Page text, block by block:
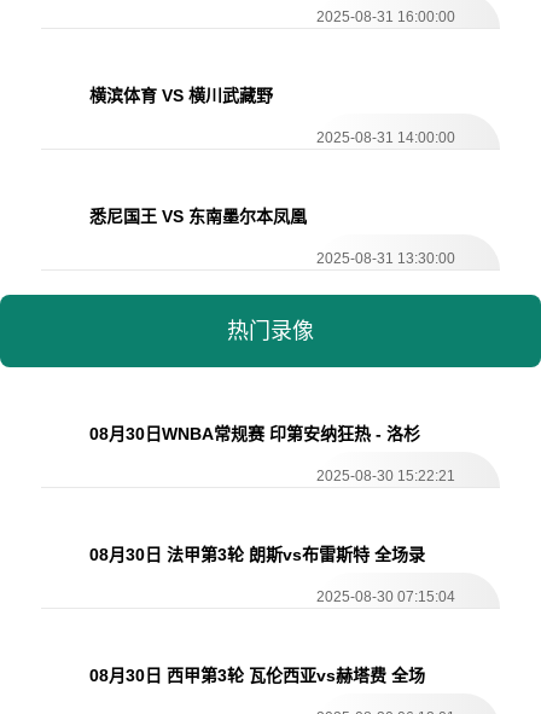
2025-08-31 16:00:00
横滨体育 VS 横川武藏野
2025-08-31 14:00:00
悉尼国王 VS 东南墨尔本凤凰
2025-08-31 13:30:00
热门录像
08月30日WNBA常规赛 印第安纳狂热 - 洛杉
2025-08-30 15:22:21
08月30日 法甲第3轮 朗斯vs布雷斯特 全场录
2025-08-30 07:15:04
08月30日 西甲第3轮 瓦伦西亚vs赫塔费 全场